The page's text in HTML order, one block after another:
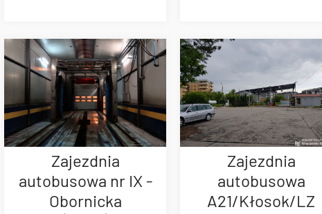
Zajezdnia
autobusowa nr IX -
Obornicka
Zajezdnia
autobusowa
A21/Kłosok/LZ